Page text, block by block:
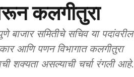
कलगीतुरा
समितीचे सचिव या पदांवरील
आणि पणन विभागात कलगीतुरा
शक्यता असल्याची चर्चा रंगली आहे.